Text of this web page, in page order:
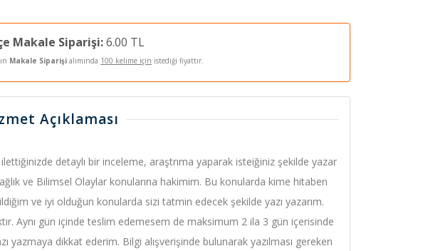
Makale Siparişi:6.00 TL
Makale Siparişi alımında 100 kelime için istediği fiyattır.
Açıklaması
detaylı bir inceleme, araştrıma yaparak isteiğiniz şekilde yazar
ve Bilimsel Olaylar konularına hakimim. Bu konularda kime hitaben
ve iyi olduğun konularda sizi tatmin edecek şekilde yazı yazarım.
Aynı gün içinde teslim edemesem de maksimum 2 ila 3 gün içerisinde
yazmaya dikkat ederim. Bilgi alışverişinde bulunarak yazılması gereken